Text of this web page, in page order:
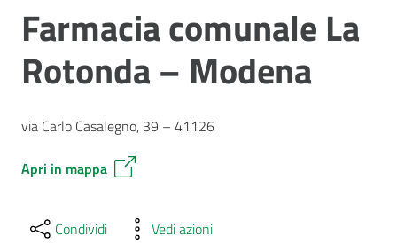
Farmacia comunale La
Rotonda – Modena
via Carlo Casalegno, 39 – 41126
Apri in mappa
Condividi Vedi azioni